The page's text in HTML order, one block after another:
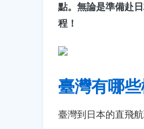
點。無論是準備赴
程！
臺灣有哪
臺灣到日本的直飛